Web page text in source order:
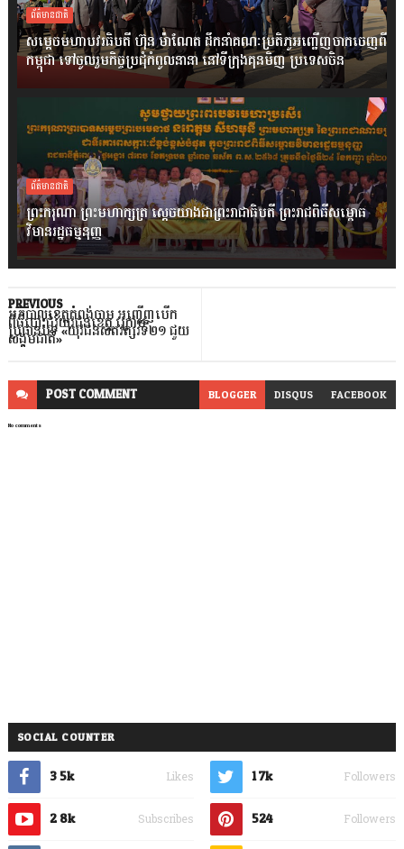
ព័ត៌មានជាតិ
សម្តេចមហាបវរធិបតី ហ៊ុន ម៉ាណែត ដឹកនាំគណៈប្រតិភូអញ្ជើញចាកចេញពី
កម្ពុជា ទៅចូលរួមកិច្ចប្រជុំកំពូលនានា នៅទីក្រុងគុនមិញ ប្រទេសចិន
ព័ត៌មានជាតិ
ព្រះករុណា ព្រះមហាក្សត្រ ស្តេចយាងជាព្រះរាជាធិបតី ព្រះរាជពិធីសម្ពោធ
វិមានរដ្ឋធម្មនុញ្ញ
PREVIOUS
អភិបាលខេត្តកំពង់ចាម អញ្ជើញបើក
ពិធីបោះជំរំយុវជនខេត្ត ក្រោម
ប្រធានបទ «យុវជនសតវត្សរ៍ទី២១ ជួយ
សង្គមជាតិ»
POSTCOMMENT BLOGGER DISQUS FACEBOOK
No comments
SOCIAL COUNTER
3.5k Likes 1.7k Followers
2.8k Subscribes 524 Followers